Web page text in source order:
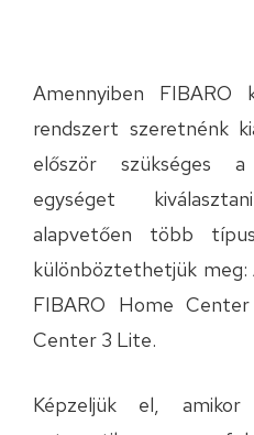
Amennyiben
rendszert szeretnénk
először szükséges
egységet
alapvetően több
különböztethetjük meg:
FIBARO Home
Center 3 Lite.
Képzeljük el,